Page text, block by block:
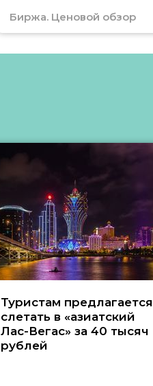
Биржа. Ценовой обзор
Туристам предлагается
слетать в «азиатский
Лас-Вегас» за 40 тысяч
рублей